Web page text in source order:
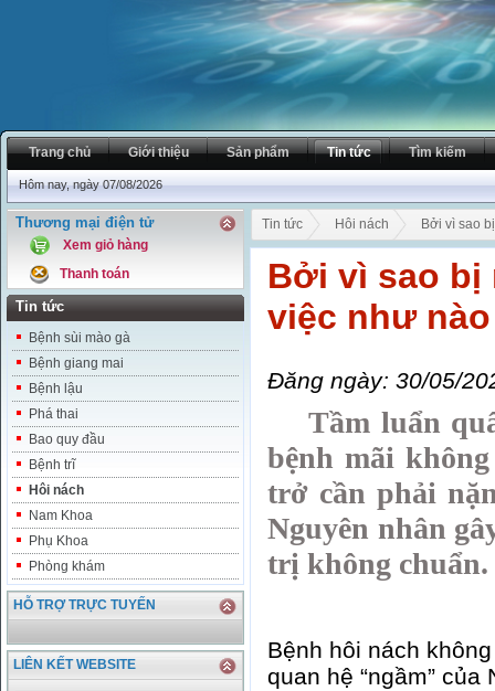
Trang chủ Giới thiệu Sản phẩm Tin tức Tìm kiếm
Hôm nay, ngày 07/08/2026
Thương mại điện tử
Xem giỏ hàng
Thanh toán
Tin tức
Bệnh sùi mào gà
Bệnh giang mai
Bệnh lậu
Phá thai
Bao quy đầu
Bệnh trĩ
Hôi nách
Nam Khoa
Phụ Khoa
Phòng khám
HỖ TRỢ TRỰC TUYẾN
LIÊN KẾT WEBSITE
Tin tức Hôi nách Bởi vì sao
Bởi vì sao bị
việc như nào
Đăng ngày: 30/05/
Tầm luẩn
bệnh mãi
trở cần phải
Nguyên nhân
trị không chuẩn.
Bệnh hôi nách
quan hệ “ngầm”